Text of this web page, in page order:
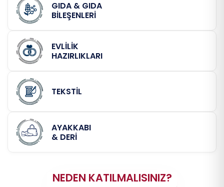
GIDA & GIDA
BİLEŞENLERİ
EVLİLİK
HAZIRLIKLARI
TEKSTİL
AYAKKABI
& DERİ
NEDEN KATILMALISINIZ?